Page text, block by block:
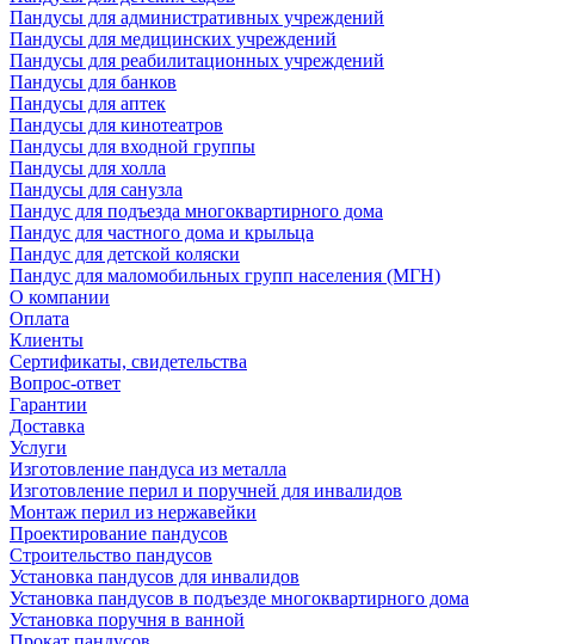
Пандусы для административных учреждений
Пандусы для медицинских учреждений
Пандусы для реабилитационных учреждений
Пандусы для банков
Пандусы для аптек
Пандусы для кинотеатров
Пандусы для входной группы
Пандусы для холла
Пандусы для санузла
Пандус для подъезда многоквартирного дома
Пандус для частного дома и крыльца
Пандус для детской коляски
Пандус для маломобильных групп населения (МГН)
О компании
Оплата
Клиенты
Сертификаты, свидетельства
Вопрос-ответ
Гарантии
Доставка
Услуги
Изготовление пандуса из металла
Изготовление перил и поручней для инвалидов
Монтаж перил из нержавейки
Проектирование пандусов
Строительство пандусов
Установка пандусов для инвалидов
Установка пандусов в подъезде многоквартирного дома
Установка поручня в ванной